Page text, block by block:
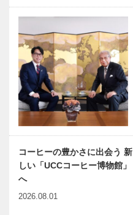
ボタン 第
にまつわる妖
怪・ＵＭＡ・
生物の謎を探
る！！ …
In
Celebration
of
International
Women’s …
まちかど学だ
より｜田辺眞
コーヒーの豊かさに出会う 新
しい「UCCコーヒー博物館」
へ
2026.08.01